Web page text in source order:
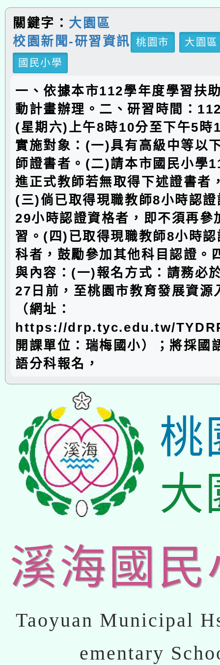
關鍵字： 大園區
校園新聞-研習資訊
桃園市
大園區
國民小學
一、依據本市112學年度學習扶
動計畫辦理。二、研習時間：
(星期六)上午8時10分至下午5時
實施對象：(一)具有高級中等以
師證書者。(二)請本市國民小學
進正式教師若無取得下述證書者
(三)倘已取得現職教師8小時認
29小時認證資格者，即不須再參
習。(四)已取得現職教師8小時
科者，鼓勵參加其他科目認證。
與內容：(一)報名方式：請務必
27日前，至桃園市教育發展資源
（網址：
https://drp.tyc.edu.tw/
開課單位：瑞梅國小）；將採國
語分科報名，
桃
大
溪海國民
Taoyuan Municipal
ementary